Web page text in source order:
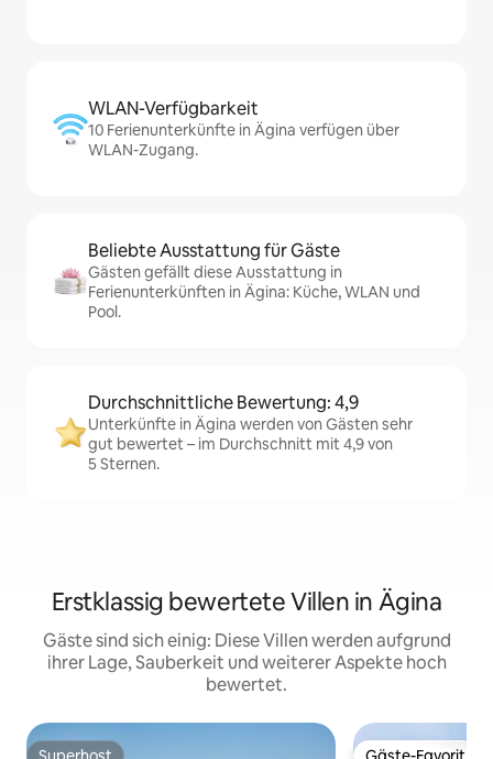
WLAN-Verfügbarkeit
10 Ferienunterkünfte in Ägina verfügen über
WLAN-Zugang.
Beliebte Ausstattung für Gäste
Gästen gefällt diese Ausstattung in
Ferienunterkünften in Ägina: Küche, WLAN und
Pool.
Durchschnittliche Bewertung: 4,9
Unterkünfte in Ägina werden von Gästen sehr
gut bewertet – im Durchschnitt mit 4,9 von
5 Sternen.
Erstklassig bewertete Villen in Ägina
Gäste sind sich einig: Diese Villen werden aufgrund
ihrer Lage, Sauberkeit und weiterer Aspekte hoch
bewertet.